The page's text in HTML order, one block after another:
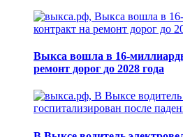
Выкса вошла в 16-
ремонт дорог до 2028 года